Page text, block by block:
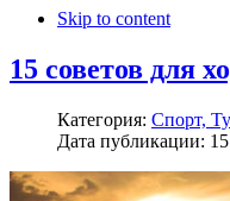
Skip to content
15 советов для
Категория: Спорт,
Дата публикации: